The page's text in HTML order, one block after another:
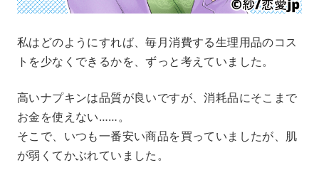
私はどのようにすれば、毎月消費する生理用品のコス
トを少なくできるかを、ずっと考えていました。
高いナプキンは品質が良いですが、消耗品にそこまで
お金を使えない……。
そこで、いつも一番安い商品を買っていましたが、肌
が弱くてかぶれていました。